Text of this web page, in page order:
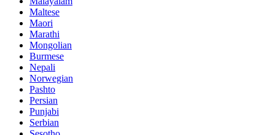
Maltese
Maori
Marathi
Mongolian
Burmese
Nepali
Norwegian
Pashto
Persian
Punjabi
Serbian